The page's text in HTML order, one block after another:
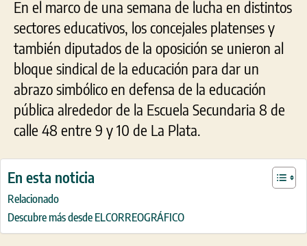
En el marco de una semana de lucha en distintos
sectores educativos, los concejales platenses y
también diputados de la oposición se unieron al
bloque sindical de la educación para dar un
abrazo simbólico en defensa de la educación
pública alrededor de la Escuela Secundaria 8 de
calle 48 entre 9 y 10 de La Plata.
En esta noticia
Relacionado
Descubre más desde ELCORREOGRÁFICO